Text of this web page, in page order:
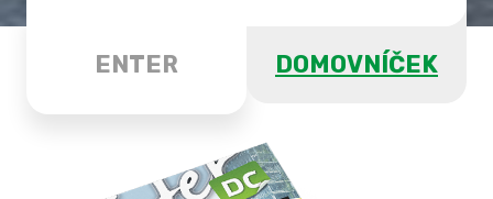
ENTER DOMOVNÍČEK